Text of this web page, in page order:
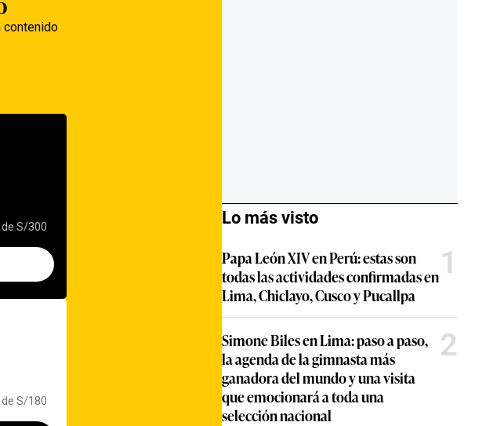
Lo más visto
Papa León XIV en Perú: estas son
todas las actividades confirmadas en
Lima, Chiclayo, Cusco y Pucallpa
1
Simone Biles en Lima: paso a paso,
la agenda de la gimnasta más
ganadora del mundo y una visita
que emocionará a toda una
selección nacional
2